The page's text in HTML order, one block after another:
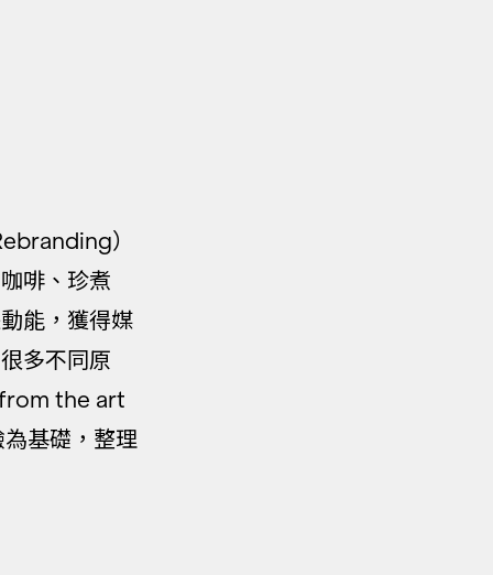
）
啡、珍煮
能，獲得媒
多不同原
from the art
基礎，整理